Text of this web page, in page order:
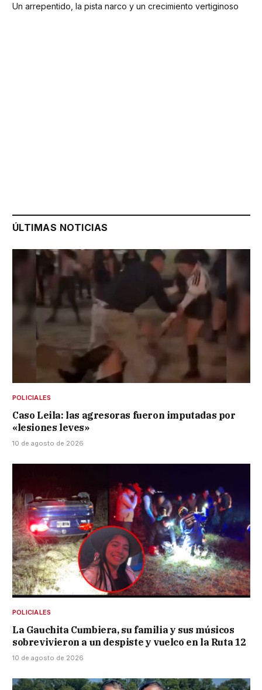
Un arrepentido, la pista narco y un crecimiento vertiginoso
ÚLTIMAS NOTICIAS
POLICIALES
Caso Leila: las agresoras fueron imputadas por
«lesiones leves»
10 de agosto de 2026
POLICIALES
La Gauchita Cumbiera, su familia y sus músicos
sobrevivieron a un despiste y vuelco en la Ruta 12
10 de agosto de 2026